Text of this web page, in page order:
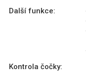
Další funkce:
Kontrola čočky: